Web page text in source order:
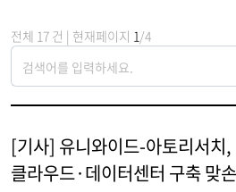
전체 17 건 | 현재페이지 1/4
[기사] 유니와이드-아토리서치,
클라우드·데이터센터 구축 맞손